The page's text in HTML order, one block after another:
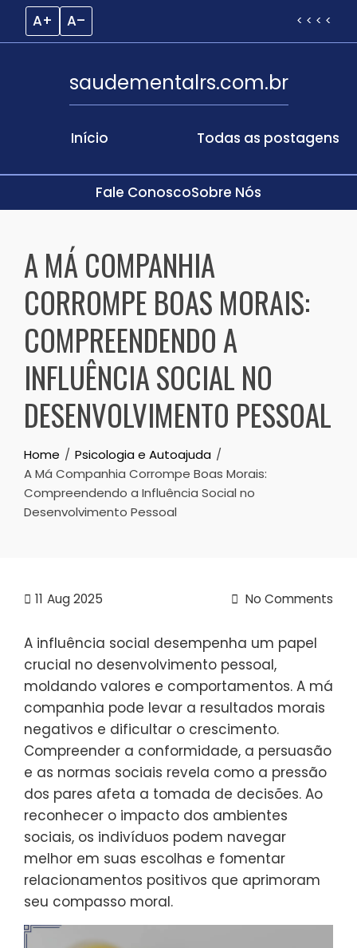
A+ A– < < < <
Início
saudementalrs.com.br
Todas as postagens
Fale ConoscoSobre Nós
content
A MÁ COMPANHIA
CORROMPE BOAS MORAIS:
COMPREENDENDO A
INFLUÊNCIA SOCIAL NO
DESENVOLVIMENTO PESSOAL
Home
Psicologia e Autoajuda
A Má Companhia Corrompe Boas Morais:
Compreendendo a Influência Social no
Desenvolvimento Pessoal
11 Aug 2025 No Comments
A influência social desempenha um papel
crucial no desenvolvimento pessoal,
moldando valores e comportamentos. A má
companhia pode levar a resultados morais
negativos e dificultar o crescimento.
Compreender a conformidade, a persuasão
e as normas sociais revela como a pressão
dos pares afeta a tomada de decisões. Ao
reconhecer o impacto dos ambientes
sociais, os indivíduos podem navegar
melhor em suas escolhas e fomentar
relacionamentos positivos que aprimoram
seu compasso moral.